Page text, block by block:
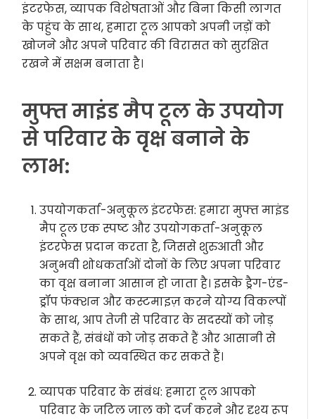
इंटरफेस, व्यापक विशेषताओं और बिना किसी लागत
के पहुंच के साथ, हमारा टूल आपको अपनी जड़ों को
खोजने और अपने परिवार की विरासत को सुरक्षित
रखने में सक्षम बनाता है।
मुफ्त माइंड मैप टूल के उपयोग
से परिवार के वृक्ष बनाने के
लाभ:
उपयोगकर्ता-अनुकूल इंटरफेस: हमारा मुफ्त माइंड
मैप टूल एक स्पष्ट और उपयोगकर्ता-अनुकूल
इंटरफेस प्रदान करता है, जिससे शुरुआती और
अनुभवी शोधकर्ताओं दोनों के लिए अपना परिवार
का वृक्ष बनाना आसान हो जाता है। इसके ड्रैग-एंड-
ड्रॉप फंक्शन और कस्टमाइज़ करने योग्य विकल्पों
के साथ, आप तेजी से परिवार के सदस्यों को जोड़
सकते हैं, संबंधों को जोड़ सकते हैं और आसानी से
अपने वृक्ष को व्यवस्थित कर सकते हैं।
व्यापक परिवार के संबंध: हमारा टूल आपको
परिवार के जटिल जाल को दर्ज करने और दृश्य रूप